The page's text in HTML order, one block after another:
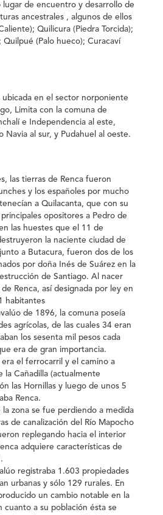
lugar de encuentro y desarrollo de
ancestrales , algunos de ellos
Quilicura (Piedra Torcida);
Quilpué (Palo hueco); Curacaví
ubicada en el sector norponiente
Limita con la comuna de
e Independencia al este,
Navia al sur, y Pudahuel al oeste.
las tierras de Renca fueron
y los españoles por mucho
a Quilacanta, que con su
opositores a Pedro de
las huestes que el 11 de
la naciente ciudad de
a Butacura, fueron dos de los
por doña Inés de Suárez en la
de Santiago. Al nacer
Renca, así designada por ley en
habitantes
de 1896, la comuna poseía
agrícolas, de las cuales 34 eran
los sesenta mil pesos cada
era de gran importancia.
el ferrocarril y el camino a
la Cañadilla (actualmente
las Hornillas y luego de unos 5
Renca.
la zona se fue perdiendo a medida
de canalización del Río Mapocho
replegando hacia el interior
adquiere características de
registraba 1.603 propiedades
urbanas y sólo 129 rurales. En
un cambio notable en la
cuanto a su población ésta se